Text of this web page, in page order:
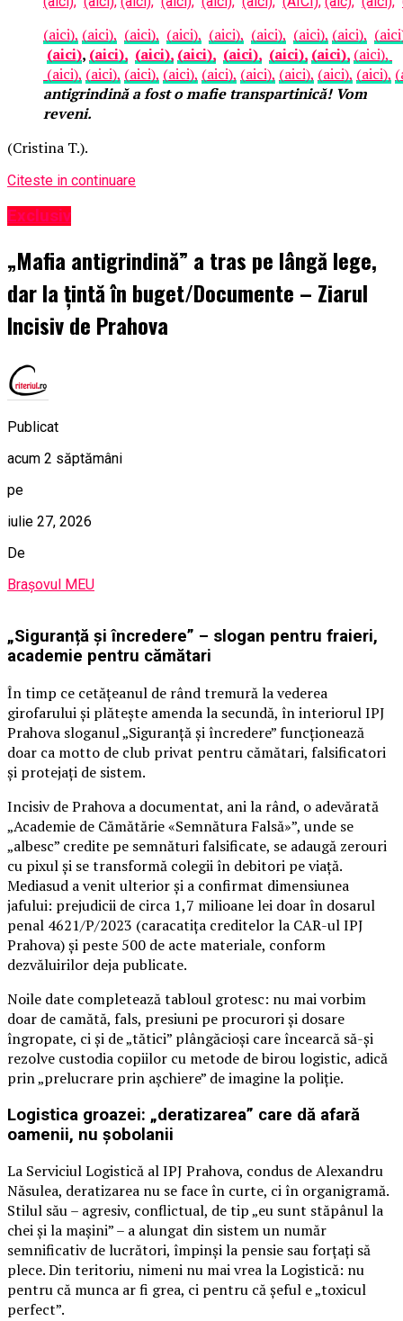
(aici), (aici), (aici), (aici), (aici), (aici), (aici), (aici),
(aici), (aici), (aici), (aici), (aici), (aici), (aici), (aici),
(aici), (aici), (aici), (aici), (aici), (aici), (aici), (aici), (aici),
antigrindină a fost o mafie transpartinică! Vom
reveni.
(Cristina T.).
Citeste in continuare
Exclusiv
„Mafia antigrindină” a tras pe lângă lege,
dar la țintă în buget/Documente – Ziarul
Incisiv de Prahova
Publicat
acum 2 săptămâni
pe
iulie 27, 2026
De
Brașovul MEU
„Siguranță și încredere” – slogan pentru fraieri,
academie pentru cămătari
În timp ce cetățeanul de rând tremură la vederea
girofarului și plătește amenda la secundă, în interiorul IPJ
Prahova sloganul „Siguranță și încredere” funcționează
doar ca motto de club privat pentru cămătari, falsificatori
și protejați de sistem.
Incisiv de Prahova a documentat, ani la rând, o adevărată
„Academie de Cămătărie «Semnătura Falsă»”, unde se
„albesc” credite pe semnături falsificate, se adaugă zerouri
cu pixul și se transformă colegii în debitori pe viață.
Mediasud a venit ulterior și a confirmat dimensiunea
jafului: prejudicii de circa 1,7 milioane lei doar în dosarul
penal 4621/P/2023 (caracatița creditelor la CAR-ul IPJ
Prahova) și peste 500 de acte materiale, conform
dezvăluirilor deja publicate.
Noile date completează tabloul grotesc: nu mai vorbim
doar de camătă, fals, presiuni pe procurori și dosare
îngropate, ci și de „tătici” plângăcioși care încearcă să-și
rezolve custodia copiilor cu metode de birou logistic, adică
prin „prelucrare prin așchiere” de imagine la poliție.
Logistica groazei: „deratizarea” care dă afară
oamenii, nu șobolanii
La Serviciul Logistică al IPJ Prahova, condus de Alexandru
Năsulea, deratizarea nu se face în curte, ci în organigramă.
Stilul său – agresiv, conflictual, de tip „eu sunt stăpânul la
chei și la mașini” – a alungat din sistem un număr
semnificativ de lucrători, împinși la pensie sau forțați să
plece. Din teritoriu, nimeni nu mai vrea la Logistică: nu
pentru că munca ar fi grea, ci pentru că șeful e „toxicul
perfect”.